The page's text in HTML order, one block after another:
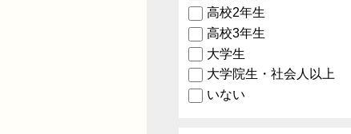
高校2年生
高校3年生
大学生
大学院生・社会人以上
いない